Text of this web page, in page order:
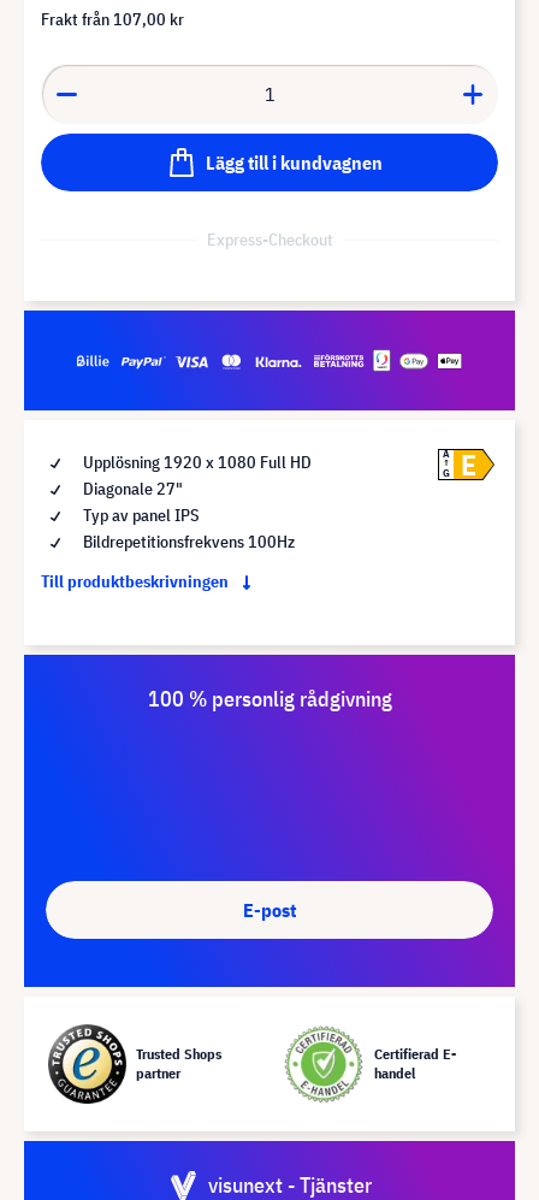
Frakt från 107,00 kr
Lägg till i kundvagnen
Express-Checkout
Upplösning 1920 x 1080 Full HD
Diagonale 27"
Typ av panel IPS
Bildrepetitionsfrekvens 100Hz
Till produktbeskrivningen
A
G
E
100 % personlig rådgivning
E-post
Trusted Shops
partner
Certifierad E-
handel
visunext - Tjänster